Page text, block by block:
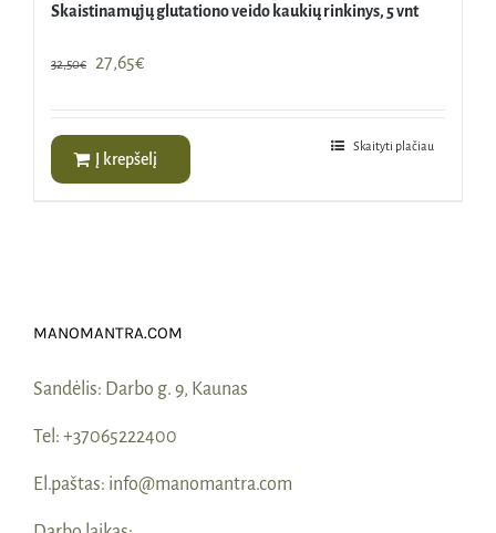
Skaistinamųjų glutationo veido kaukių rinkinys, 5 vnt
32,50€
Original
27,65€
27,65€.
Į krepšelį
Skaityti plačiau
MANOMANTRA.COM
Sandėlis: Darbo g. 9, Kaunas
Tel: +37065222400
El.paštas: info@manomantra.com